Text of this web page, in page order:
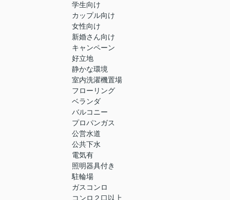
学生向け
カップル向け
女性向け
新婚さん向け
キャンペーン
好立地
静かな環境
室内洗濯機置場
フローリング
ベランダ
バルコニー
プロパンガス
公営水道
公共下水
電気有
照明器具付き
駐輪場
ガスコンロ
コンロ２口以上